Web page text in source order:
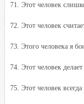
71. Этот человек
72. Этот человек
73. Этого человека я
74. Этот человек
75. Этот человек